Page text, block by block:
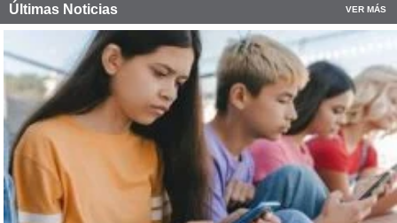
Últimas Noticias VER MÁS